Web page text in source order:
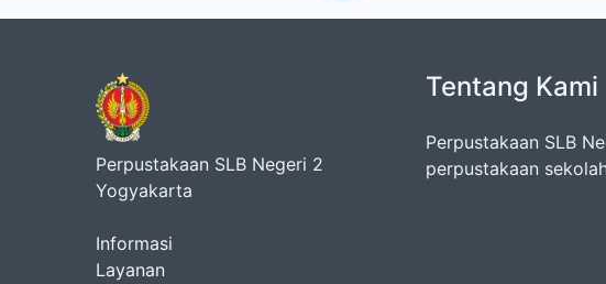
Perpustakaan SLB Negeri 2
Yogyakarta
Informasi
Layanan
Tentang Kami
Perpustakaan SLB
perpustakaan